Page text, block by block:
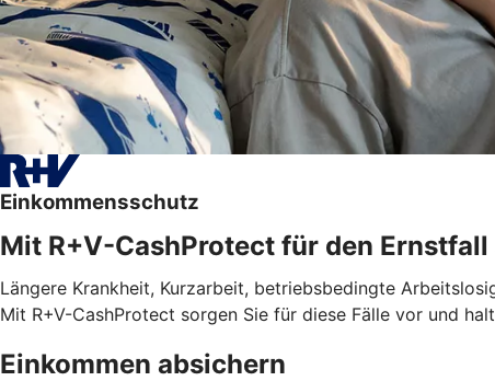
Einkommensschutz
Mit R+V-CashProtect für den
Längere Krankheit, Kurzarbeit, betriebsbedingte
Mit R+V-CashProtect sorgen Sie für diese Fälle vor und
Einkommen absichern